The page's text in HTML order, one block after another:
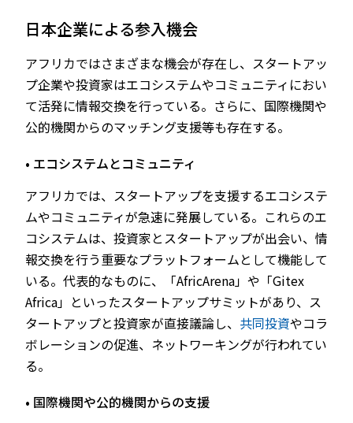
日本企業による参入機会
アフリカではさまざまな機会が存在し、スタートアッ
プ企業や投資家はエコシステムやコミュニティにおい
て活発に情報交換を行っている。さらに、国際機関や
公的機関からのマッチング支援等も存在する。
• エコシステムとコミュニティ
アフリカでは、スタートアップを支援するエコシステ
ムやコミュニティが急速に発展している。これらのエ
コシステムは、投資家とスタートアップが出会い、情
報交換を行う重要なプラットフォームとして機能して
いる。代表的なものに、「AfricArena」や「Gitex
Africa」といったスタートアップサミットがあり、ス
タートアップと投資家が直接議論し、 共同投資やコラ
ボレーションの促進、ネットワーキングが行われてい
る。
• 国際機関や公的機関からの支援